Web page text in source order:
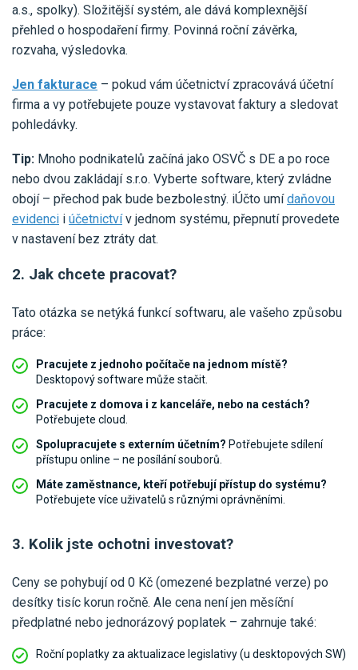
a.s., spolky). Složitější systém, ale dává komplexnější
přehled o hospodaření firmy. Povinná roční závěrka,
rozvaha, výsledovka.
Jen fakturace – pokud vám účetnictví zpracovává účetní
firma a vy potřebujete pouze vystavovat faktury a sledovat
pohledávky.
Tip: Mnoho podnikatelů začíná jako OSVČ s DE a po roce
nebo dvou zakládají s.r.o. Vyberte software, který zvládne
obojí – přechod pak bude bezbolestný. iÚčto umídaňovou
evidenci i účetnictvív jednom systému, přepnutí provedete
v nastavení bez ztráty dat.
2. Jak chcete pracovat?
Tato otázka se netýká funkcí softwaru, ale vašeho způsobu
práce:
Pracujete z jednoho počítače na jednom místě?
Desktopový software může stačit.
Pracujete z domova i z kanceláře, nebo na cestách?
Potřebujete cloud.
Spolupracujete s externím účetním? Potřebujete sdílení
přístupu online – ne posílání souborů.
Máte zaměstnance, kteří potřebují přístup do systému?
Potřebujete více uživatelů s různými oprávněními.
3. Kolik jste ochotni investovat?
Ceny se pohybují od 0 Kč (omezené bezplatné verze) po
desítky tisíc korun ročně. Ale cena není jen měsíční
předplatné nebo jednorázový poplatek – zahrnuje také:
Roční poplatky za aktualizace legislativy (u desktopových SW)